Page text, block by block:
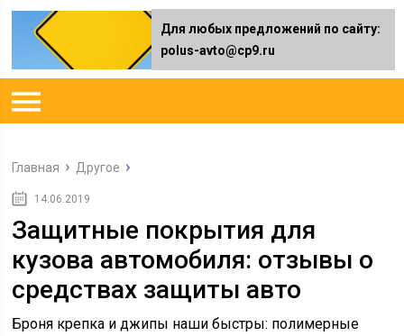
Главная Другое
14.06.2019
Защитные покрытия для
кузова автомобиля: отзывы о
средствах защиты авто
Броня крепка и джипы наши быстры: полимерные
Для любых предложений по сайту:
polus-avto@cp9.ru